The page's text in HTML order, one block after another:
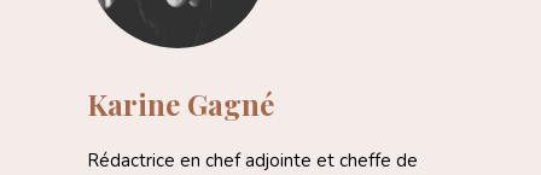
Karine Gagné
Rédactrice en chef adjointe et cheffe de